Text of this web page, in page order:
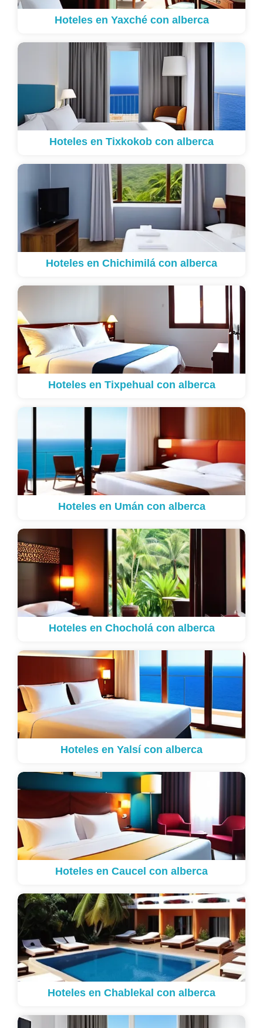
Hoteles en Yaxché con alberca
Hoteles en Tixkokob con alberca
Hoteles en Chichimilá con alberca
Hoteles en Tixpehual con alberca
Hoteles en Umán con alberca
Hoteles en Chocholá con alberca
Hoteles en Yalsí con alberca
Hoteles en Caucel con alberca
Hoteles en Chablekal con alberca